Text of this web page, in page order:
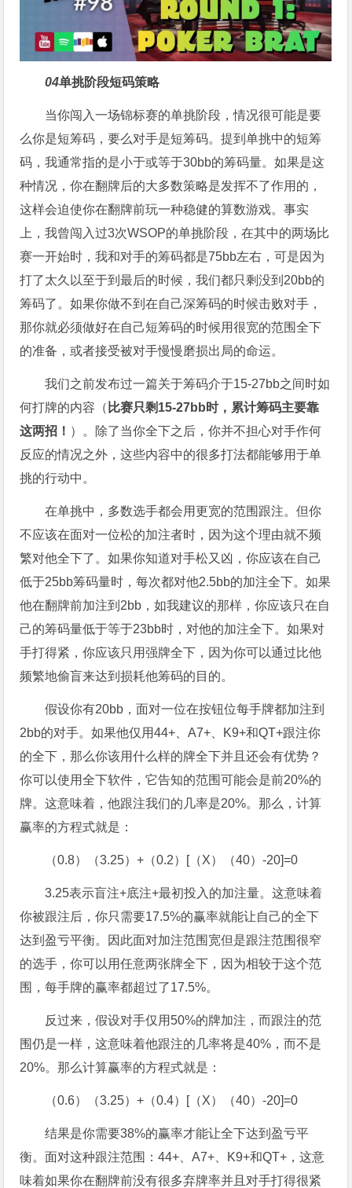
04单挑阶段短码策略
当你闯入一场锦标赛的单挑阶段，情况很可能是要
么你是短筹码，要么对手是短筹码。提到单挑中的短筹
码，我通常指的是小于或等于30bb的筹码量。如果是这
种情况，你在翻牌后的大多数策略是发挥不了作用的，
这样会迫使你在翻牌前玩一种稳健的算数游戏。事实
上，我曾闯入过3次WSOP的单挑阶段，在其中的两场比
赛一开始时，我和对手的筹码都是75bb左右，可是因为
打了太久以至于到最后的时候，我们都只剩没到20bb的
筹码了。如果你做不到在自己深筹码的时候击败对手，
那你就必须做好在自己短筹码的时候用很宽的范围全下
的准备，或者接受被对手慢慢磨损出局的命运。
我们之前发布过一篇关于筹码介于15-27bb之间时如
何打牌的内容（ 比赛只剩15-27bb时，累计筹码主要靠
这两招！ ）。除了当你全下之后，你并不担心对手作何
反应的情况之外，这些内容中的很多打法都能够用于单
挑的行动中。
在单挑中，多数选手都会用更宽的范围跟注。但你
不应该在面对一位松的加注者时，因为这个理由就不频
繁对他全下了。如果你知道对手松又凶，你应该在自己
低于25bb筹码量时，每次都对他2.5bb的加注全下。如果
他在翻牌前加注到2bb，如我建议的那样，你应该只在自
己的筹码量低于等于23bb时，对他的加注全下。如果对
手打得紧，你应该只用强牌全下，因为你可以通过比他
频繁地偷盲来达到损耗他筹码的目的。
假设你有20bb，面对一位在按钮位每手牌都加注到
2bb的对手。如果他仅用44+、A7+、K9+和QT+跟注你
的全下，那么你该用什么样的牌全下并且还会有优势？
你可以使用全下软件，它告知的范围可能会是前20%的
牌。这意味着，他跟注我们的几率是20%。那么，计算
赢率的方程式就是：
（0.8）（3.25）+（0.2）[（X）（40）-20]=0
3.25表示盲注+底注+最初投入的加注量。这意味着
你被跟注后，你只需要17.5%的赢率就能让自己的全下
达到盈亏平衡。因此面对加注范围宽但是跟注范围很窄
的选手，你可以用任意两张牌全下，因为相较于这个范
围，每手牌的赢率都超过了17.5%。
反过来，假设对手仅用50%的牌加注，而跟注的范
围仍是一样，这意味着他跟注的几率将是40%，而不是
20%。那么计算赢率的方程式就是：
（0.6）（3.25）+（0.4）[（X）（40）-20]=0
结果是你需要38%的赢率才能让全下达到盈亏平
衡。面对这种跟注范围：44+、A7+、K9+和QT+，这意
味着如果你在翻牌前没有很多弃牌率并且对手打得很紧